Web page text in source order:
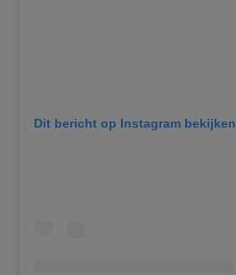
Dit bericht op Instagram bekijken